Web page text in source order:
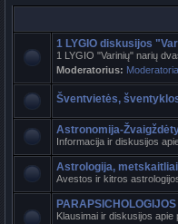
1 LYGIO diskusijos
1 LYGIO "Varinių" narių
Moderatorius:
Šventvietės,
Astronomija-
Informacija ir diskusijos
Astrologija, metskaitliai
Avestos ir kitros
Klausimai ir diskusijos apie